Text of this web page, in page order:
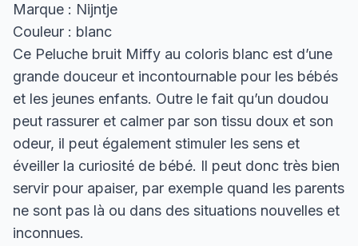
Marque : Nijntje
Couleur : blanc
Ce Peluche bruit Miffy au coloris blanc est d’une
grande douceur et incontournable pour les bébés
et les jeunes enfants. Outre le fait qu’un doudou
peut rassurer et calmer par son tissu doux et son
odeur, il peut également stimuler les sens et
éveiller la curiosité de bébé. Il peut donc très bien
servir pour apaiser, par exemple quand les parents
ne sont pas là ou dans des situations nouvelles et
inconnues.